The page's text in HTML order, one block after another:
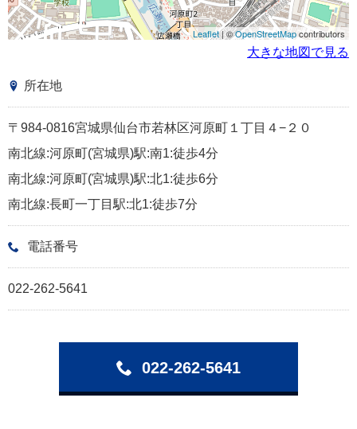
Leaflet| ©OpenStreetMapcontributors
大きな地図で見る
所在地
〒984-0816宮城県仙台市若林区河原町１丁目４−２０
南北線:河原町(宮城県)駅:南1:徒歩4分
南北線:河原町(宮城県)駅:北1:徒歩6分
南北線:長町一丁目駅:北1:徒歩7分
電話番号
022-262-5641
022-262-5641